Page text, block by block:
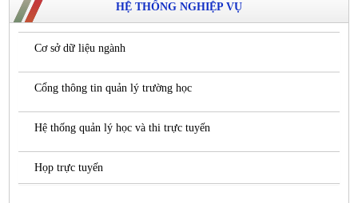
HỆ THỐNG NGHIỆP VỤ
Cơ sở dữ liệu ngành
Cổng thông tin quản lý trường học
Hệ thống quản lý học và thi trực tuyến
Họp trực tuyến